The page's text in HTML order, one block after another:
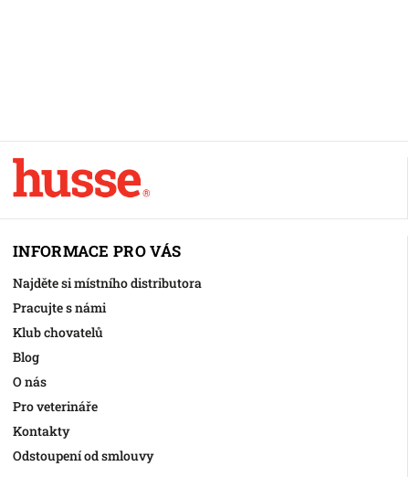
INFORMACE PRO VÁS
Najděte si místního distributora
Pracujte s námi
Klub chovatelů
Blog
O nás
Pro veterináře
Kontakty
Odstoupení od smlouvy